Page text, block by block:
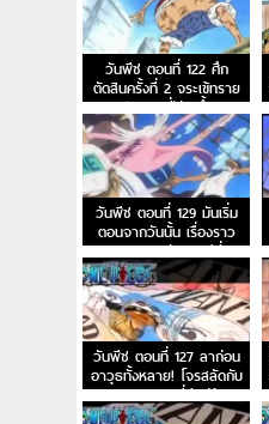
วันพีช ตอนที่ 122 ศึก
ตัดสินครั้งที่ 2 จระเข้ทราย
ปะทะ ลูฟี่ร่างน้ำ
วันพีช ตอนที่ 129 มันเริ่ม
ตอนจากวันนั้น เรื่องราว
การผจญภัยของวีวี่
วันพีช ตอนที่ 127 ลาก่อน
อาวุธทั้งหลาย! โจรสลัดกับ
ความยุติธรรมที่มีอยู่น้อย
นิด!